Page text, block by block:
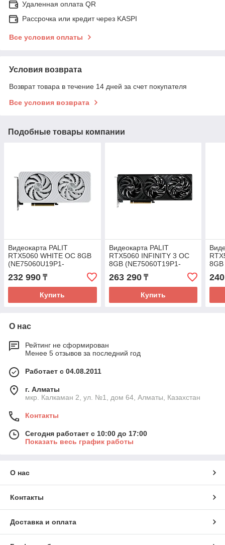
Удаленная оплата QR
Рассрочка или кредит через KASPI
Все условия оплаты
Условия возврата
Возврат товара в течение 14 дней за счет покупателя
Все условия возврата
Подобные товары компании
Видеокарта PALIT
RTX5060 WHITE OC 8GB
(NE75060U19P1-
232 990 ₸
Купить
Видеокарта PALIT
RTX5060 INFINITY 3 OC
8GB (NE75060T19P1-
263 290₸
Купить
О нас
Рейтинг не сформирован
Менее 5 отзывов за последний год
Работает с 04.08.2011
г. Алматы
мкр. Калкаман 2, ул. №1, дом 64, Алматы, Казахстан
Контакты
Сегодня работает с 10:00 до 17:00
Показать весь график работы
О нас
Контакты
Доставка и оплата